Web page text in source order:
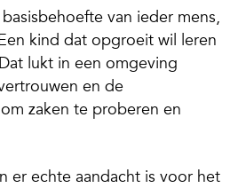
van ieder mens,
kind dat opgroeit wil leren
lukt in een omgeving
en de
zaken te proberen en
er echte aandacht is voor het